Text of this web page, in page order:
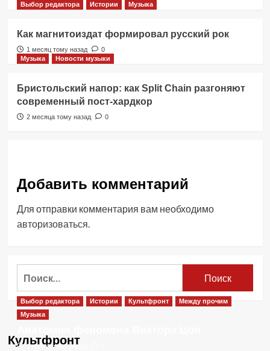
Выбор редактора
Истории Музыка
Как магнитоиздат формировал русский рок
1 месяц тому назад
0
Музыка
Новости музыки
Бристольский напор: как Split Chain разгоняют
современный пост-хардкор
2 месяца тому назад 0
Добавить комментарий
Для отправки комментария вам необходимо
авторизоваться.
Культфронт
Выбор редактора Истории Культфронт
Между прочим
Музыка
1 месяц тому назад